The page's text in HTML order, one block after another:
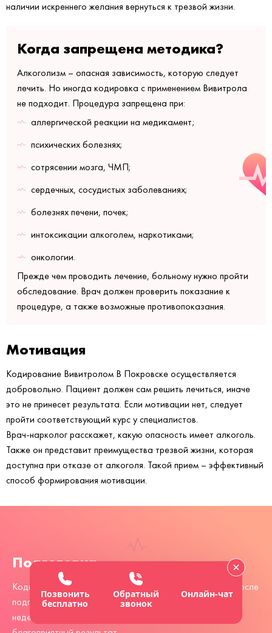
наличии искреннего желания вернуться к трезвой жизни.
Когда запрещена методика?
Алкоголизм – опасная зависимость, которую следует
лечить. Но иногда кодировка с применением Вивитрола
не подходит. Процедура запрещена при:
аллергической реакции на медикамент;
психических болезнях;
сотрясении мозга, ЧМП;
сердечных, сосудистых заболеваниях;
болезнях печени, почек;
интоксикации алкоголем, наркотиками;
онкологии.
Прежде чем проводить лечение, больному нужно пройти
обследование. Врач должен проверить показание к
процедуре, а также возможные противопоказания.
Мотивация
Кодирование Вивитролом В Покровске осуществляется
добровольно. Пациент должен сам решить лечиться, иначе
это не принесет результата. Если мотивации нет, следует
пройти соответствующий курс у специалистов.
Врач-нарколог расскажет, какую опасность имеет алкоголь.
Также он представит преимущества трезвой жизни, которая
доступна при отказе от алкоголя. Такой прием – эффективный
способ формирования мотивации.
Подготовка
Кодировка Вивитролом В Покровске осуществляется после
подготовки. Человеку следует не принимать алкоголь
неделю до процедуры, если хочется получить
Позвонить
бесплатно
Обратный
звонок
Онлайн-чат